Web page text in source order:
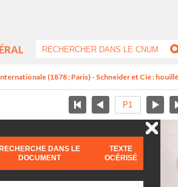
(1878 ; Paris) - Schneider et Cie :
DANS LE
DOCUMENT
TEXTE
OCÉRISÉ